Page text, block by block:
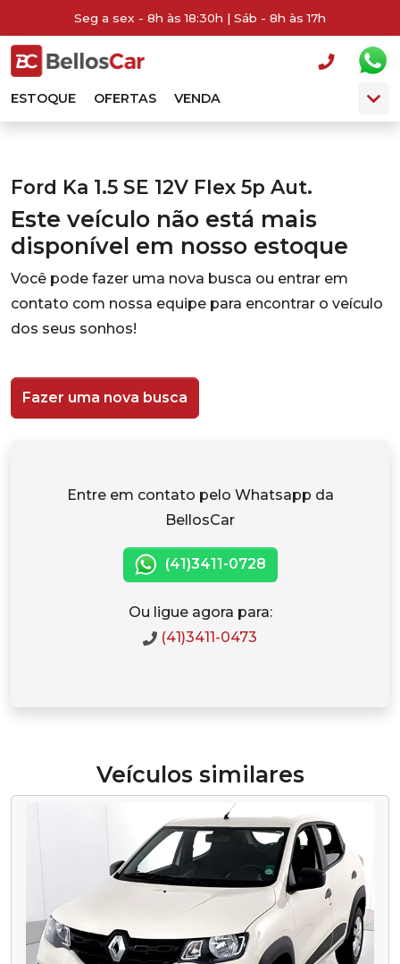
Seg a sex - 8h às 18:30h | Sáb - 8h às 17h
ESTOQUE OFERTAS VENDA
Ford Ka 1.5 SE 12V Flex 5p Aut.
Este veículo não está mais
disponível em nosso estoque
Você pode fazer uma nova busca ou entrar em
contato com nossa equipe para encontrar o veículo
dos seus sonhos!
Fazer uma nova busca
Entre em contato pelo Whatsapp da
BellosCar
(41)3411-0728
Ou ligue agora para:
(41)3411-0473
Veículos similares